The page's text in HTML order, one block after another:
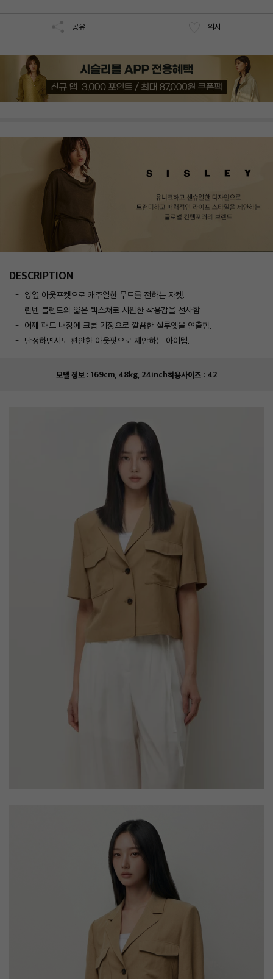
공유 위시
DESCRIPTION
양옆 아웃포켓으로 캐주얼한 무드를 전하는 자켓.
린넨 블렌드의 얇은 텍스쳐로 시원한 착용감을 선사함.
어깨 패드 내장에 크롭 기장으로 깔끔한 실루엣을 연출함.
단정하면서도 편안한 아웃핏으로 제안하는 아이템.
모델 정보 : 169cm, 48kg, 24inch착용사이즈 : 42